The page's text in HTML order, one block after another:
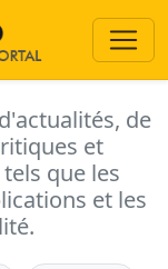
de
et
que les
et les